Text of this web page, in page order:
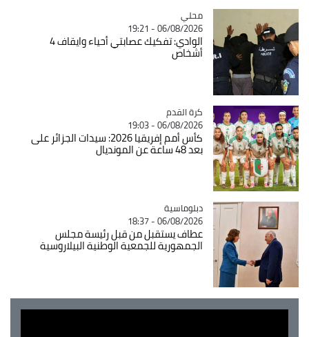
Catégorie
محلي
06/08/2026 - 19:21
الوادي: تفكيك عصابتي أحياء وايقاف 4
أشخاص
Catégorie
كرة القدم
06/08/2026 - 19:03
كأس أمم إفريقيا 2026: سيدات الجزائر على
بعد 48 ساعة عن المونديال
Catégorie
دبلوماسية
06/08/2026 - 18:37
عطاف يستقبل من قبل رئيسة مجلس
الجمهورية للجمعية الوطنية البيلاروسية